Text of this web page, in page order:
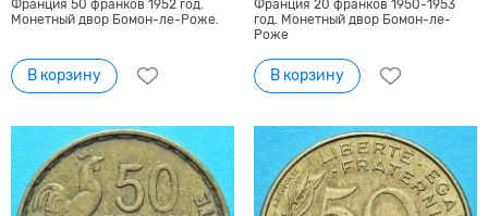
Франция 50 франков 1952 год.
Монетный двор Бомон-ле-Роже.
В корзину
Франция 20 франков 1950-1953
год. Монетный двор Бомон-ле-
Роже
В корзину